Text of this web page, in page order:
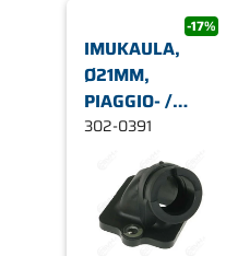
-17%
IMUKAULA,
Ø21MM,
PIAGGIO- /
GILERA- /
SKOOTTERIT
ILMA/NESTE
302-0391